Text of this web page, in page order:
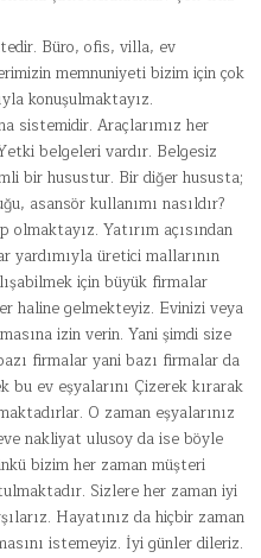
Büro, ofis, villa, ev
memnuniyeti bizim için çok
konuşulmaktayız.
sistemidir. Araçlarımız her
belgeleri vardır. Belgesiz
bir husustur. Bir diğer hususta;
asansör kullanımı nasıldır?
Yatırım açısından
yardımıyla üretici mallarının
için büyük firmalar
haline gelmekteyiz. Evinizi veya
izin verin. Yani şimdi size
firmalar yani bazı firmalar da
ev eşyalarını Çizerek kırarak
O zaman eşyalarınız
nakliyat ulusoy da ise böyle
bizim her zaman müşteri
Sizlere her zaman iyi
Hayatınız da hiçbir zaman
istemeyiz. İyi günler dileriz.